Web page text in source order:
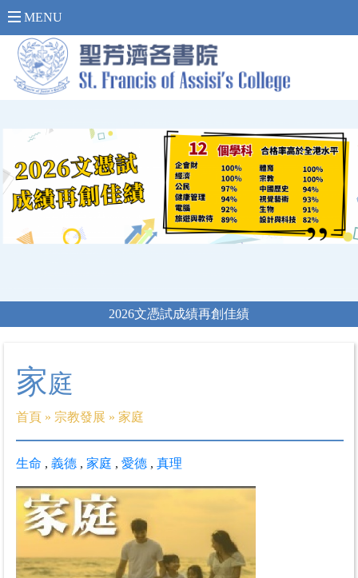
MENU
2026文憑試成績再創佳績
家庭
首頁 » 宗教發展 » 家庭
生命 , 義德 , 家庭 , 愛德 , 真理